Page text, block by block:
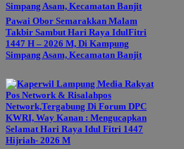
Pawai Obor Semarakkan Malam
Takbir Sambut Hari Raya IdulFitri
1447 H – 2026 M, Di Kampung
Simpang Asam, Kecamatan Banjit